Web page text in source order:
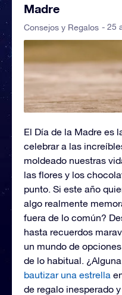
Madre
Consejos y Regalos - 25
El Día de la Madre es
celebrar a las
moldeado nuestras
las flores y los
punto. Si este año
algo realmente
fuera de lo común?
hasta recuerdos
un mundo de
de lo habitual.
bautizar una estrella
de regalo inesperado